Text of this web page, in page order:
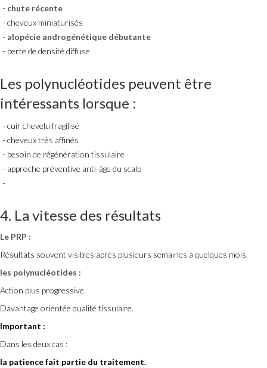
chute récente
cheveux miniaturisés
alopécie androgénétique débutante
perte de densité diffuse
Les polynucléotides peuvent être
intéressants lorsque :
cuir chevelu fragilisé
cheveux très affinés
besoin de régénération tissulaire
approche préventive anti-âge du scalp
4. La vitesse des résultats
Le PRP :
Résultats souvent visibles après plusieurs semaines à quelques mois.
les polynucléotides :
Action plus progressive.
Davantage orientée qualité tissulaire.
Important :
Dans les deux cas :
la patience fait partie du traitement.